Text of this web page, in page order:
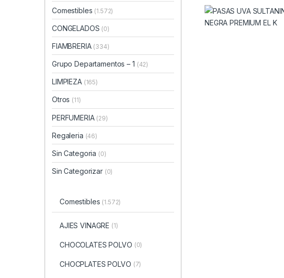
Comestibles (1.572)
CONGELADOS (0)
FIAMBRERIA (334)
Grupo Departamentos – 1 (42)
LIMPIEZA (165)
Otros (11)
PERFUMERIA (29)
Regaleria (46)
Sin Categoria (0)
Sin Categorizar (0)
Comestibles (1.572)
AJIES VINAGRE (1)
CHOCOLATES POLVO (0)
CHOCPLATES POLVO (7)